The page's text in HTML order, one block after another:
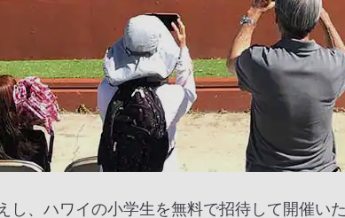
し、ハワイの小学生を無料で招待して開催い